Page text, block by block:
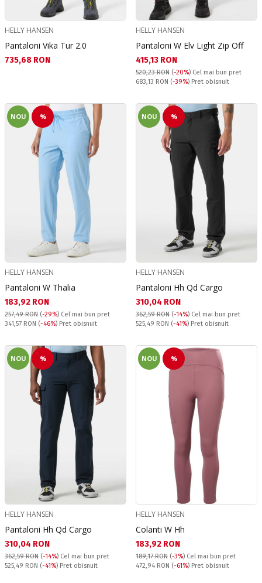
HELLY HANSEN
Pantaloni Vika Tur 2.0
Текуща цена:
735,68 RON
HELLY HANSEN
Pantaloni W Elv Light Zip Off
Текуща цена:
415,13 RON
520,23 RON (-20%) Cel mai bun pret
Pret obisnuit:
683,13 RON (-39%) Pret obisnuit
NOU %
HELLY HANSEN
Pantaloni W Thalia
Текуща цена:
183,92 RON
257,49 RON (-29%) Cel mai bun pret
Pret obisnuit:
341,57 RON (-46%) Pret obisnuit
NOU %
HELLY HANSEN
Pantaloni Hh Qd Cargo
Текуща цена:
310,04 RON
362,59 RON (-14%) Cel mai bun pret
Pret obisnuit:
525,49 RON (-41%) Pret obisnuit
NOU %
HELLY HANSEN
Pantaloni Hh Qd Cargo
Текуща цена:
310,04 RON
362,59 RON (-14%) Cel mai bun pret
Pret obisnuit:
525,49 RON (-41%) Pret obisnuit
NOU %
HELLY HANSEN
Colanti W Hh
Текуща цена:
183,92 RON
189,17 RON (-3%) Cel mai bun pret
Pret obisnuit:
472,94 RON (-61%) Pret obisnuit